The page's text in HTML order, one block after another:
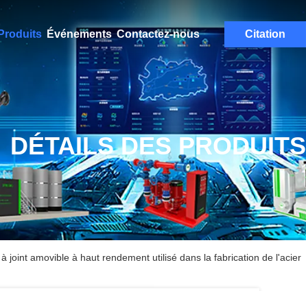
Produits Événements Contactez-nous Citation
DÉTAILS DES PRODUITS
joint amovible à haut rendement utilisé dans la fabrication de l'acier